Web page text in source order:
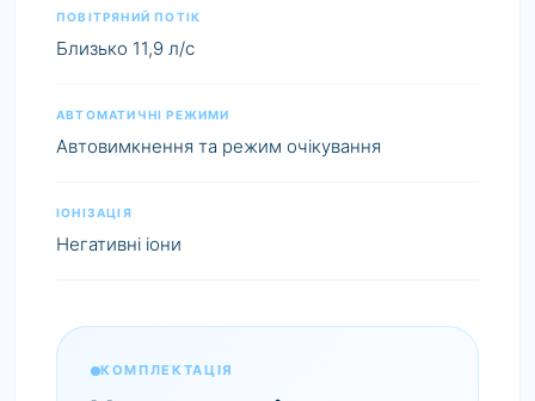
ПОВІТРЯНИЙ ПОТІК
Близько 11,9 л/с
АВТОМАТИЧНІ РЕЖИМИ
Автовимкнення та режим очікування
ІОНІЗАЦІЯ
Негативні іони
КОМПЛЕКТАЦІЯ